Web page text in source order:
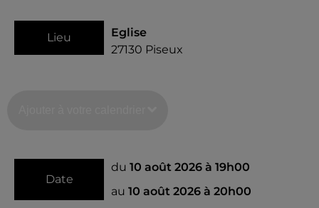
Lieu
Eglise
27130 Piseux
Date
du 10 août 2026 à 19h00
au 10 août 2026 à 20h00